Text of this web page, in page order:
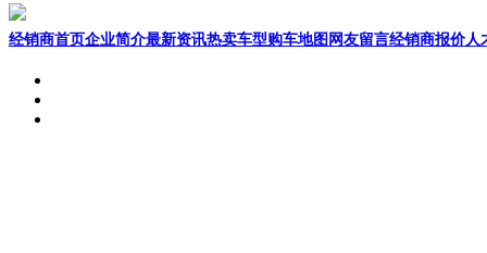
经销商首页企业简介最新资讯热卖车型购车地图 网友留言经销商报价人